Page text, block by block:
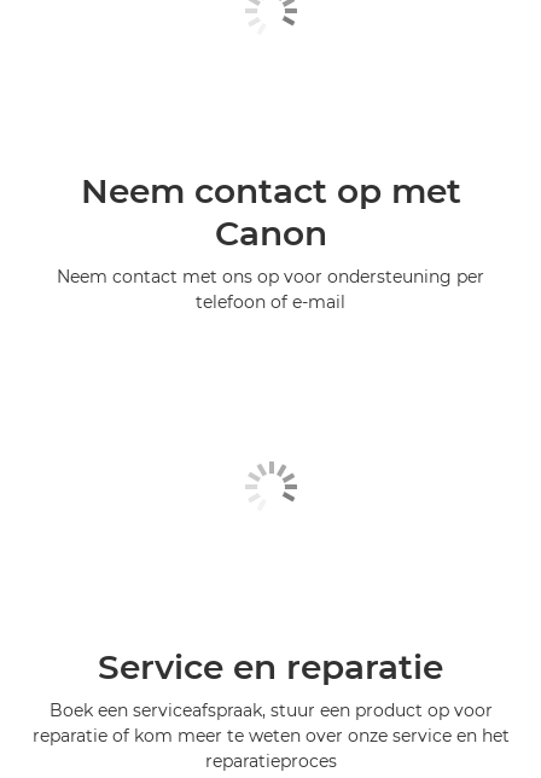
Neem contact op met
Canon
Neem contact met ons op voor ondersteuning per
telefoon of e-mail
Service en reparatie
Boek een serviceafspraak, stuur een product op voor
reparatie of kom meer te weten over onze service en het
reparatieproces